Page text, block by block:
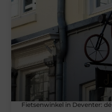
Fietsenwinkel in Deventer: